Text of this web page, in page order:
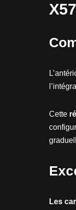
Cette
Les